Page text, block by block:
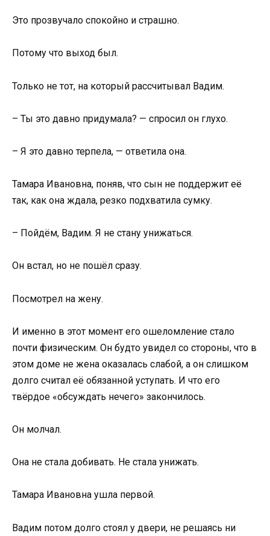
Это прозвучало спокойно и страшно.
Потому что выход был.
Только не тот, на который рассчитывал Вадим.
– Ты это давно придумала? — спросил он глухо.
– Я это давно терпела, — ответила она.
Тамара Ивановна, поняв, что сын не поддержит её
так, как она ждала, резко подхватила сумку.
– Пойдём, Вадим. Я не стану унижаться.
Он встал, но не пошёл сразу.
Посмотрел на жену.
И именно в этот момент его ошеломление стало
почти физическим. Он будто увидел со стороны, что в
этом доме не жена оказалась слабой, а он слишком
долго считал её обязанной уступать. И что его
твёрдое «обсуждать нечего» закончилось.
Он молчал.
Она не стала добивать. Не стала унижать.
Тамара Ивановна ушла первой.
Вадим потом долго стоял у двери, не решаясь ни